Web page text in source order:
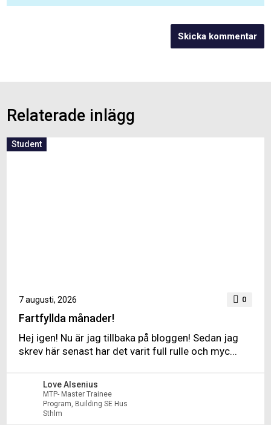
Relaterade inlägg
Student
7 augusti, 2026 0
Fartfyllda månader!
Hej igen! Nu är jag tillbaka på bloggen! Sedan jag
skrev här senast har det varit full rulle och myc...
Love Alsenius
MTP- Master Trainee
Program, Building SE Hus
Sthlm